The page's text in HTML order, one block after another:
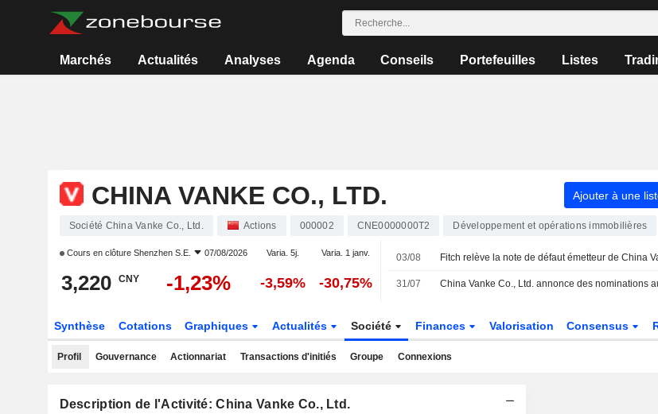
Marchés Actualités Analyses Agenda Conseils Portefeuilles Listes
CHINA VANKE CO., LTD. Ajouter à une
Société China Vanke Co., Ltd. Actions 000002 CNE0000000T2 Développement et opérations immobilières
Cours en clôture Shenzhen S.E. 07/08/2026 Varia. 5j. Varia. 1 janv.
3,220 CNY -1,23% -3,59% -30,75%
03/08 Fitch relève la note de défaut émetteur de China
31/07
Synthèse Cotations Graphiques Actualités Société Finances Valorisation Consensus
Profil Gouvernance Actionnariat Transactions d'initiés Groupe Connexions
Description de l'Activité: China Vanke Co., Ltd.